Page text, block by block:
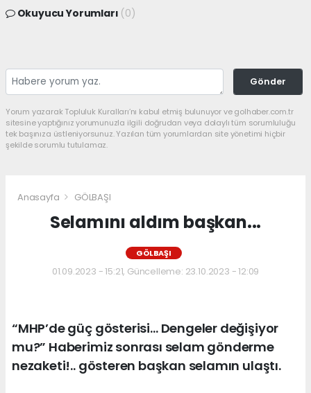
Okuyucu Yorumları (0)
Gönder
Yorum yazarak Topluluk Kuralları’nı kabul etmiş bulunuyor ve golhaber.com.tr
sitesine yaptığınız yorumunuzla ilgili doğrudan veya dolaylı tüm sorumluluğu
tek başınıza üstleniyorsunuz. Yazılan tüm yorumlardan site yönetimi hiçbir
şekilde sorumlu tutulamaz.
Anasayfa GÖLBAŞI
Selamını aldım başkan...
GÖLBAŞI
01.09.2023 - 15:21, Güncelleme: 23.10.2023 - 12:09
“MHP’de güç gösterisi… Dengeler değişiyor
mu?” Haberimiz sonrası selam gönderme
nezaketi!.. gösteren başkan selamın ulaştı.